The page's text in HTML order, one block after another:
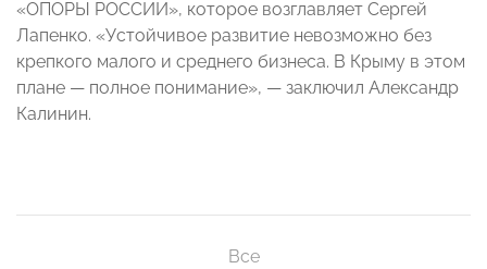
«ОПОРЫ РОССИИ», которое возглавляет Сергей
Лапенко. «Устойчивое развитие невозможно без
крепкого малого и среднего бизнеса. В Крыму в этом
плане — полное понимание», — заключил Александр
Калинин.
Все